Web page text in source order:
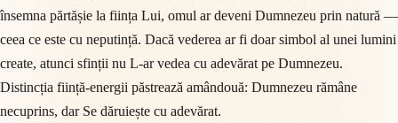
însemna părtășie la ființa Lui, omul ar deveni Dumnezeu prin natură —
ceea ce este cu neputință. Dacă vederea ar fi doar simbol al unei lumini
create, atunci sfinții nu L-ar vedea cu adevărat pe Dumnezeu.
Distincția ființă-energii păstrează amândouă: Dumnezeu rămâne
necuprins, dar Se dăruiește cu adevărat.